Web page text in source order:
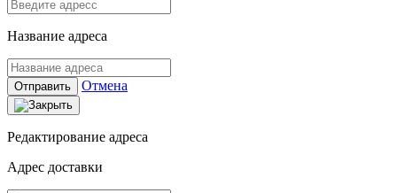
Название адреса
Отправить Отмена
Редактирование адреса
Адрес доставки